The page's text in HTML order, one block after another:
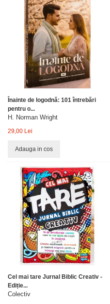
Înainte de logodnă: 101 întrebări
pentru o...
H. Norman Wright
29,00 Lei
Adauga in cos
Cel mai tare Jurnal Biblic Creativ -
Ediție...
Colectiv